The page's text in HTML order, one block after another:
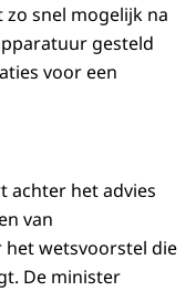
snel mogelijk na
gesteld
voor een
achter het advies
van
het wetsvoorstel die
De minister